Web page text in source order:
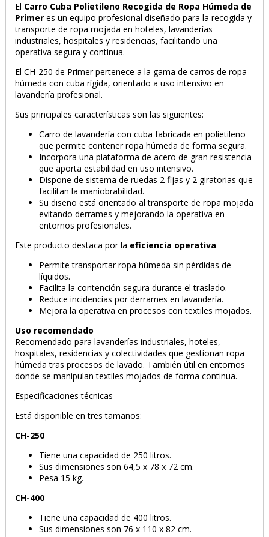
El Carro Cuba Polietileno Recogida de Ropa Húmeda de
Primeres un equipo profesional diseñado para la recogida y
transporte de ropa mojada en hoteles, lavanderías
industriales, hospitales y residencias, facilitando una
operativa segura y continua.
El CH-250 de Primer pertenece a la gama de carros de ropa
húmeda con cuba rígida, orientado a uso intensivo en
lavandería profesional.
Sus principales características son las siguientes:
Carro de lavandería con cuba fabricada en polietileno
que permite contener ropa húmeda de forma segura.
Incorpora una plataforma de acero de gran resistencia
que aporta estabilidad en uso intensivo.
Dispone de sistema de ruedas 2 fijas y 2 giratorias que
facilitan la maniobrabilidad.
Su diseño está orientado al transporte de ropa mojada
evitando derrames y mejorando la operativa en
entornos profesionales.
Este producto destaca por la eficiencia operativa
Permite transportar ropa húmeda sin pérdidas de
líquidos.
Facilita la contención segura durante el traslado.
Reduce incidencias por derrames en lavandería.
Mejora la operativa en procesos con textiles mojados.
Uso recomendado
Recomendado para lavanderías industriales, hoteles,
hospitales, residencias y colectividades que gestionan ropa
húmeda tras procesos de lavado. También útil en entornos
donde se manipulan textiles mojados de forma continua.
Especificaciones técnicas
Está disponible en tres tamaños:
CH-250
Tiene una capacidad de 250 litros.
Sus dimensiones son 64,5 x 78 x 72 cm.
Pesa 15 kg.
CH-400
Tiene una capacidad de 400 litros.
Sus dimensiones son 76 x 110 x 82 cm.